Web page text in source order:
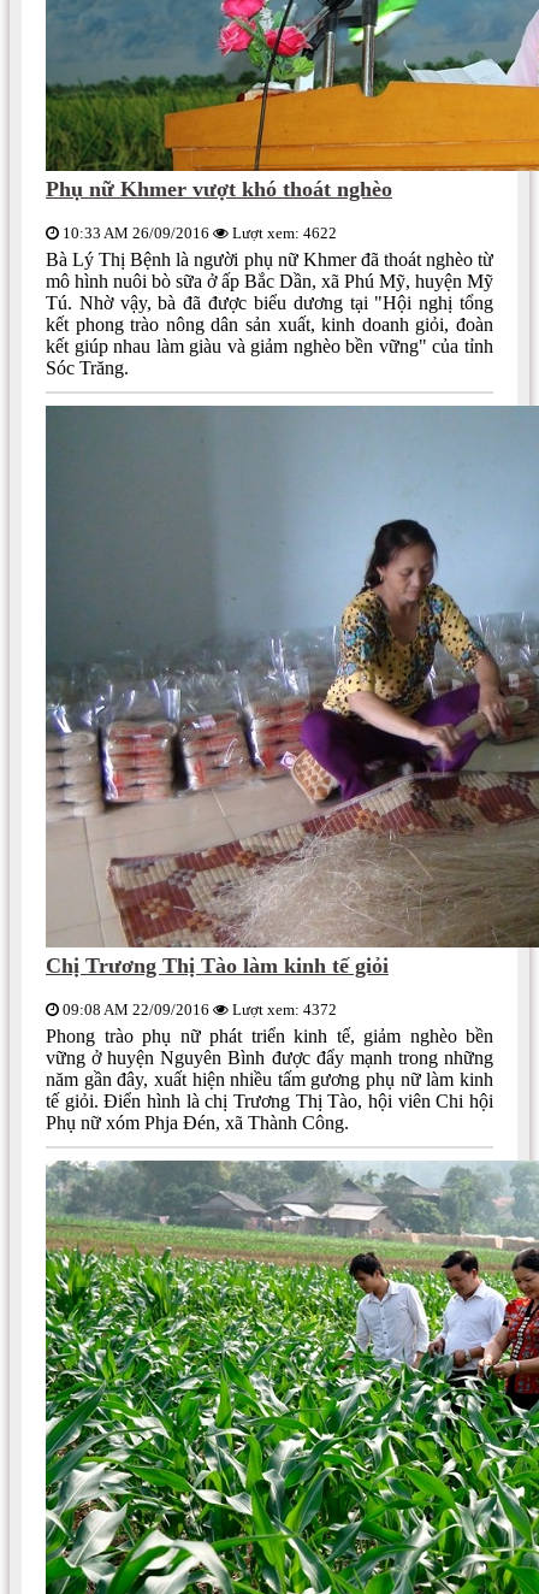
Phụ nữ Khmer vượt khó thoát nghèo
10:33 AM 26/09/2016 Lượt xem: 4622
Bà Lý Thị Bệnh là người phụ nữ Khmer đã thoát nghèo từ
mô hình nuôi bò sữa ở ấp Bắc Dần, xã Phú Mỹ, huyện Mỹ
Tú. Nhờ vậy, bà đã được biểu dương tại "Hội nghị tổng
kết phong trào nông dân sản xuất, kinh doanh giỏi, đoàn
kết giúp nhau làm giàu và giảm nghèo bền vững" của tỉnh
Sóc Trăng.
Chị Trương Thị Tào làm kinh tế giỏi
09:08 AM 22/09/2016 Lượt xem: 4372
Phong trào phụ nữ phát triển kinh tế, giảm nghèo bền
vững ở huyện Nguyên Bình được đẩy mạnh trong những
năm gần đây, xuất hiện nhiều tấm gương phụ nữ làm kinh
tế giỏi. Điển hình là chị Trương Thị Tào, hội viên Chi hội
Phụ nữ xóm Phja Đén, xã Thành Công.